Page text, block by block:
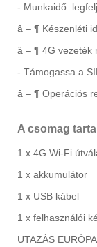
- Munkaidő:
â – ¶ Készenléti
â – ¶ 4G vezeték
- Támogassa a
â – ¶ Operációs
A csomag
1 x 4G Wi-Fi
1 x akkumulátor
1 x USB kábel
1 x felhasználói
UTAZÁS